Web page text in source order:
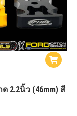
2.2นิ้ว (46mm) สี